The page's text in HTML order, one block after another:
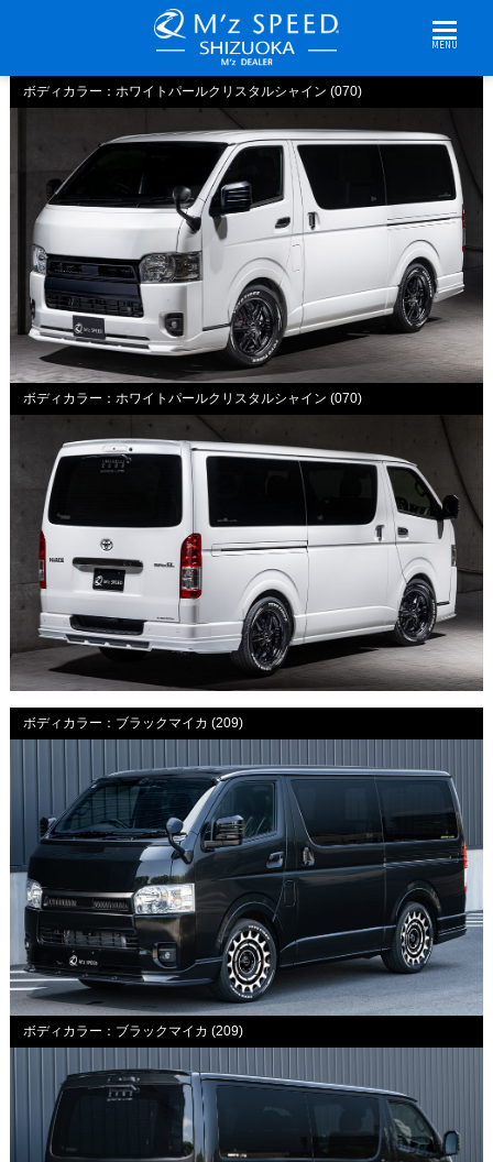
MENU
ボディカラー：ホワイトパールクリスタルシャイン (070)
ボディカラー：ホワイトパールクリスタルシャイン (070)
ボディカラー：ブラックマイカ (209)
ボディカラー：ブラックマイカ (209)